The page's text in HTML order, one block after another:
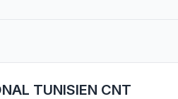
TUNISIEN CNT